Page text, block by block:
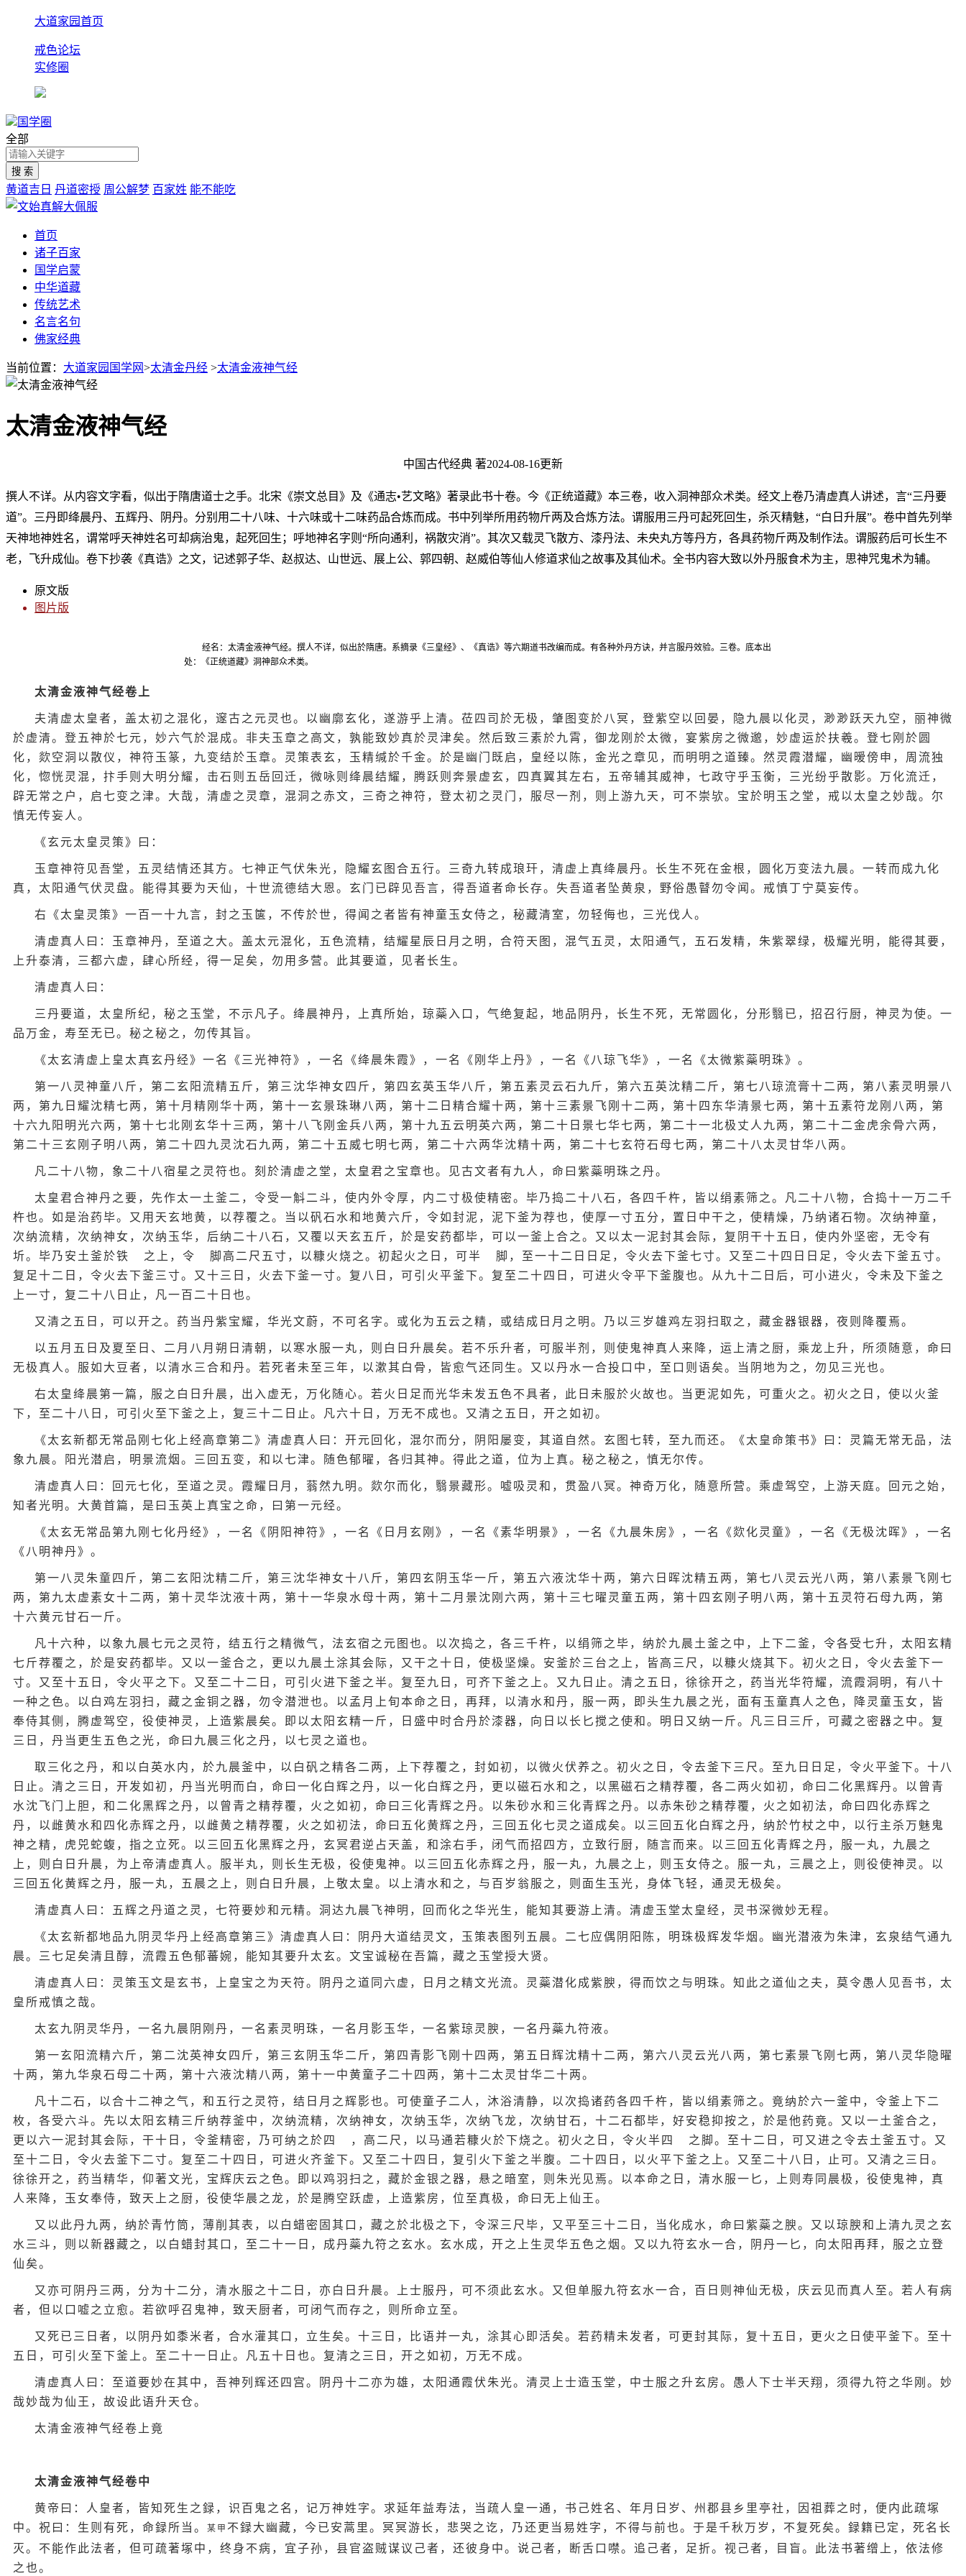
大道家园首页
戒色论坛
实修圈
国学圈
全部
黄道吉日 丹道密授 周公解梦 百家姓 能不能吃
首页
诸子百家
国学启蒙
中华道藏
传统艺术
名言名句
佛家经典
当前位置： 大道家园国学网>太清金丹经 >太清金液神气经
太清金液神气经
中国古代经典 著2024-08-16更新
撰人不详。从内容文字看，似出于隋唐道士之手。北宋《崇文总目》及《通志•艺文略》著录此书十卷。今《正统道藏》本三卷，收入洞神部众术类。经文上卷乃清虚真人讲述，言“三丹要
道”。三丹即绛晨丹、五辉丹、阴丹。分别用二十八味、十六味或十二味药品合炼而成。书中列举所用药物斤两及合炼方法。谓服用三丹可起死回生，杀灭精魅，“白日升展”。卷中首先列举
天神地神姓名，谓常呼天神姓名可却病治鬼，起死回生；呼地神名字则“所向通利，祸散灾消”。其次又载灵飞散方、漆丹法、未央丸方等丹方，各具药物斤两及制作法。谓服药后可长生不
老，飞升成仙。卷下抄袭《真诰》之文，记述郭子华、赵叔达、山世远、展上公、郭四朝、赵威伯等仙人修道求仙之故事及其仙术。全书内容大致以外丹服食术为主，思神咒鬼术为辅。
原文版
图片版
经名：太清金液神气经。撰人不详，似出於隋唐。系摘录《三皇经》、《真诰》等六期道书改编而成。有各种外丹方诀，并言服丹效验。三卷。底本出
处：《正统道藏》洞神部众术类。
太清金液神气经卷上
夫清虚太皇者，盖太初之混化，邃古之元灵也。以幽廓玄化，遂游乎上清。莅四司於无极，肇图变於八冥，登紫空以回晏，隐九晨以化灵，渺渺跃天九空，丽神微
於虚清。登五神於七元，妙六气於混成。非夫玉章之高文，孰能致妙真於灵津矣。然后致三素於九霄，御龙刚於太微，宴紫房之微邈，妙虚运於扶羲。登七刚於圆
化，欻空洞以散仪，神符玉篆，九变结於玉章。灵策表玄，玉精缄於千金。於是幽门既启，皇经以陈，金光之章见，而明明之道臻。然灵霞潜耀，幽暧傍申，周流独
化，惚恍灵混，抃手则大明分耀，击石则五岳回迁，微咏则绛晨结耀，腾跃则奔景虚玄，四真翼其左右，五帝辅其威神，七政守乎玉衡，三光纷乎散影。万化流迁，
辟无常之户，启七变之津。大哉，清虚之灵章，混洞之赤文，三奇之神符，登太初之灵门，服尽一剂，则上游九天，可不崇欤。宝於明玉之堂，戒以太皇之妙哉。尔
慎无传妄人。
《玄元太皇灵策》曰：
玉章神符见吾堂，五灵结情还其方。七神正气伏朱光，隐耀玄图合五行。三奇九转成琅玕，清虚上真绛晨丹。长生不死在金根，圆化万变法九晨。一转而成九化
真，太阳通气伏灵盘。能得其要为天仙，十世流德结大恩。玄门已辟见吾言，得吾道者命长存。失吾道者坠黄泉，野俗愚瞽勿令闻。戒慎丁宁莫妄传。
右《太皇灵策》一百一十九言，封之玉箧，不传於世，得闻之者皆有神童玉女侍之，秘藏清室，勿轻侮也，三光伐人。
清虚真人曰：玉章神丹，至道之大。盖太元混化，五色流精，结耀星辰日月之明，合符天图，混气五灵，太阳通气，五石发精，朱紫翠绿，极耀光明，能得其要，
上升泰清，三都六虚，肆心所经，得一足矣，勿用多营。此其要道，见者长生。
清虚真人曰：
三丹要道，太皇所纪，秘之玉堂，不示凡子。绛晨神丹，上真所始，琼蘂入口，气绝复起，地品阴丹，长生不死，无常圆化，分形翳已，招召行厨，神灵为使。一
品万金，寿至无已。秘之秘之，勿传其旨。
《太玄清虚上皇太真玄丹经》一名《三光神符》，一名《绛晨朱霞》，一名《刚华上丹》，一名《八琼飞华》，一名《太微紫蘂明珠》。
第一八灵神童八斤，第二玄阳流精五斤，第三沈华神女四斤，第四玄英玉华八斤，第五素灵云石九斤，第六五英沈精二斤，第七八琼流膏十二两，第八素灵明景八
两，第九日耀沈精七两，第十月精刚华十两，第十一玄景珠琳八两，第十二日精合耀十两，第十三素景飞刚十二两，第十四东华清景七两，第十五素符龙刚八两，第
十六九阳明光六两，第十七北刚玄华十三两，第十八飞刚金兵八两，第十九五云明英六两，第二十日景七华七两，第二十一北极丈人九两，第二十二金虎余骨六两，
第二十三玄刚子明八两，第二十四九灵沈石九两，第二十五威七明七两，第二十六两华沈精十两，第二十七玄符石母七两，第二十八太灵甘华八两。
凡二十八物，象二十八宿星之灵符也。刻於清虚之堂，太皇君之宝章也。见古文者有九人，命曰紫蘂明珠之丹。
太皇君合神丹之要，先作太一土釜二，令受一斛二斗，使内外令厚，内二寸极使精密。毕乃捣二十八石，各四千杵，皆以绢素筛之。凡二十八物，合捣十一万二千
杵也。如是治药毕。又用天玄地黄，以荐覆之。当以矾石水和地黄六斤，令如封泥，泥下釜为荐也，使厚一寸五分，置日中干之，使精燥，乃纳诸石物。次纳神童，
次纳流精，次纳神女，次纳玉华，后纳二十八石，又覆以天玄五斤，於是安药都毕，可以一釜上合之。又以太一泥封其会际，复阴干十五日，使内外坚密，无令有
圻。毕乃安土釜於铁
之上，令 脚高二尺五寸，以糠火烧之。初起火之日，可半
脚，至一十二日日足，令火去下釜七寸。又至二十四日日足，令火去下釜五寸。
复足十二日，令火去下釜三寸。又十三日，火去下釜一寸。复八日，可引火平釜下。复至二十四日，可进火令平下釜腹也。从九十二日后，可小进火，令未及下釜之
上一寸，复二十八日止，凡一百二十日也。
又清之五日，可以开之。药当丹紫宝耀，华光文蔚，不可名字。或化为五云之精，或结成日月之明。乃以三岁雄鸡左羽扫取之，藏金器银器，夜则降覆焉。
以五月五日及夏至日、二月八月朔日清朝，以寒水服一丸，则白日升晨矣。若不乐升者，可服半剂，则使鬼神真人来降，运上清之厨，乘龙上升，所须随意，命曰
无极真人。服如大豆者，以清水三合和丹。若死者未至三年，以漱其白骨，皆愈气还同生。又以丹水一合投口中，至口则语矣。当阴地为之，勿见三光也。
右太皇绛晨第一篇，服之白日升晨，出入虚无，万化随心。若火日足而光华未发五色不具者，此日未服於火故也。当更泥如先，可重火之。初火之日，使以火釜
下，至二十八日，可引火至下釜之上，复三十二日止。凡六十日，万无不成也。又清之五日，开之如初。
《太玄新都无常品刚七化上经高章第二》清虚真人曰：开元回化，混尔而分，阴阳屡变，其道自然。玄图七转，至九而还。《太皇命策书》曰：灵篇无常无品，法
象九晨。阳光潜启，明景流烟。三回五变，和以七津。随色郁曜，各归其神。得此之道，位为上真。秘之秘之，慎无尔传。
清虚真人曰：回元七化，至道之灵。霞耀日月，蓊然九明。欻尔而化，翳景藏形。嘘吸灵和，贯盈八冥。神奇万化，随意所营。乘虚驾空，上游天庭。回元之始，
知者光明。大黄首篇，是曰玉英上真宝之命，曰第一元经。
《太玄无常品第九刚七化丹经》，一名《阴阳神符》，一名《日月玄刚》，一名《素华明景》，一名《九晨朱房》，一名《欻化灵童》，一名《无极沈晖》，一名
《八明神丹》。
第一八灵朱童四斤，第二玄阳沈精二斤，第三沈华神女十八斤，第四玄阴玉华一斤，第五六液沈华十两，第六日晖沈精五两，第七八灵云光八两，第八素景飞刚七
两，第九太虚素女十二两，第十灵华沈液十两，第十一华泉水母十两，第十二月景沈刚六两，第十三七曜灵童五两，第十四玄刚子明八两，第十五灵符石母九两，第
十六黄元甘石一斤。
凡十六种，以象九晨七元之灵符，结五行之精微气，法玄宿之元图也。以次捣之，各三千杵，以绢筛之毕，纳於九晨土釜之中，上下二釜，令各受七升，太阳玄精
七斤荐覆之，於是安药都毕。又以一釜合之，更以九晨土涂其会际，又干之十日，使极坚燥。安釜於三台之上，皆高三尺，以糠火烧其下。初火之日，令火去釜下一
寸。又至十五日，令火平之下。又至二十二日，可引火进下釜之半。复至九日，可齐下釜之上。又九日止。清之五日，徐徐开之，药当光华符耀，流霞洞明，有八十
一种之色。以白鸡左羽扫，藏之金铜之器，勿令潜泄也。以孟月上旬本命之日，再拜，以清水和丹，服一两，即头生九晨之光，面有玉童真人之色，降灵童玉女，皆
奉侍其侧，腾虚驾空，役使神灵，上造紫晨矣。即以太阳玄精一斤，日盛中时合丹於漆器，向日以长匕搅之使和。明日又纳一斤。凡三日三斤，可藏之密器之中。复
三日，丹当更生五色之光，命曰九晨三化之丹，以七灵之道也。
取三化之丹，和以白英水内，於九晨釜中，以白矾之精各二两，上下荐覆之，封如初，以微火伏养之。初火之日，令去釜下三尺。至九日日足，令火平釜下。十八
日止。清之三日，开发如初，丹当光明而白，命曰一化白辉之丹，以一化白辉之丹，更以磁石水和之，以黑磁石之精荐覆，各二两火如初，命曰二化黑辉丹。以曾青
水沈飞门上胆，和二化黑辉之丹，以曾青之精荐覆，火之如初，命曰三化青辉之丹。以朱砂水和三化青辉之丹。以赤朱砂之精荐覆，火之如初法，命曰四化赤辉之
丹，以雌黄水和四化赤辉之丹，以雌黄之精荐覆，火之如初法，命曰五化黄辉之丹，三回五化七灵之道成矣。以三回五化白辉之丹，纳於竹杖之中，以行主杀万魅鬼
神之精，虎兕蛇蝮，指之立死。以三回五化黑辉之丹，玄冥君逆占天盖，和涂右手，闭气而招四方，立致行厨，随言而来。以三回五化青辉之丹，服一丸，九晨之
上，则白日升晨，为上帝清虚真人。服半丸，则长生无极，役使鬼神。以三回五化赤辉之丹，服一丸，九晨之上，则玉女侍之。服一丸，三晨之上，则役使神灵。以
三回五化黄辉之丹，服一丸，五晨之上，则白日升晨，上敬太皇。以上清水和之，与百岁翁服之，则面生玉光，身体飞轻，通灵无极矣。
清虚真人曰：五辉之丹道之灵，七符要妙和元精。洞达九晨飞神明，回而化之华光生，能知其要游上清。清虚玉堂太皇经，灵书深微妙无程。
《太玄新都地品九阴灵华丹上经高章第三》清虚真人曰：阴丹大道结灵文，玉策表图列五晨。二七应偶阴阳陈，明珠极辉发华烟。幽光潜液为朱津，玄泉结气通九
晨。三七足矣清且醇，流霞五色郁蕃婉，能知其要升太玄。文宝诚秘在吾篇，藏之玉堂授大贤。
清虚真人曰：灵策玉文是玄书，上皇宝之为天符。阴丹之道同六虚，日月之精文光流。灵蘂潜化成紫腴，得而饮之与明珠。知此之道仙之夫，莫令愚人见吾书，太
皇所戒慎之哉。
太玄九阴灵华丹，一名九晨阴刚丹，一名素灵明珠，一名月影玉华，一名紫琼灵腴，一名丹蘂九符液。
第一玄阳流精六斤，第二沈英神女四斤，第三玄阴玉华二斤，第四青影飞刚十四两，第五日辉沈精十二两，第六八灵云光八两，第七素景飞刚七两，第八灵华隐曜
十两，第九华泉石母二十两，第十六液沈精八两，第十一中黄童子二十四两，第十二太灵甘华二十两。
凡十二石，以合十二神之气，和五行之灵符，结日月之辉影也。可使童子二人，沐浴清静，以次捣诸药各四千杵，皆以绢素筛之。竟纳於六一釜中，令釜上下二
枚，各受六斗。先以太阳玄精三斤纳荐釜中，次纳流精，次纳神女，次纳玉华，次纳飞龙，次纳甘石，十二石都毕，好安稳抑按之，於是他药竟。又以一土釜合之，
更以六一泥封其会际，干十日，令釜精密，乃可纳之於四
，高二尺，以马通若糠火於下烧之。初火之日，令火半四
之脚。至十二日，可又进之令去土釜五寸。又
至十二日，令火去釜下二寸。复至二十四日，可进火齐釜下。又至二十四日，复引火下釜之半腹。二十四日，以火平下釜之上。又至二十八日，止可。又清之三日。
徐徐开之，药当精华，仰著文光，宝辉庆云之色。即以鸡羽扫之，藏於金银之器，悬之暗室，则朱光见焉。以本命之日，清水服一匕，上则寿同晨极，役使鬼神，真
人来降，玉女奉侍，致天上之厨，役使华晨之龙，於是腾空跃虚，上造紫房，位至真极，命曰无上仙王。
又以此丹九两，纳於青竹筒，薄削其表，以白蜡密固其口，藏之於北极之下，令深三尺毕，又平至三十二日，当化成水，命曰紫蘂之腴。又以琼腴和上清九灵之玄
水三斗，则以新器藏之，以白蜡封其口，至二十一日，成丹蘂九符之玄水。玄水成，开之上生灵华五色之烟。又以九符玄水一合，阴丹一匕，向太阳再拜，服之立登
仙矣。
又亦可阴丹三两，分为十二分，清水服之十二日，亦白日升晨。上士服丹，可不须此玄水。又但单服九符玄水一合，百日则神仙无极，庆云见而真人至。若人有病
者，但以口嘘之立愈。若欲呼召鬼神，致天厨者，可闭气而存之，则所命立至。
又死已三日者，以阴丹如黍米者，合水灌其口，立生矣。十三日，比语并一丸，涂其心即活矣。若药精未发者，可更封其际，复十五日，更火之日使平釜下。至十
五日，可引火至下釜上。至二十一日止。凡五十日也。复清之三日，开之如初，万无不成。
清虚真人曰：至道要妙在其中，吾神列辉还四宫。阴丹十二亦为雄，太阳通霞伏朱光。清灵上士造玉堂，中士服之升玄房。愚人下士半天翔，须得九符之华刚。妙
哉妙哉为仙王，故设此语升天仓。
太清金液神气经卷上竟
太清金液神气经卷中
黄帝曰：人皇者，皆知死生之録，识百鬼之名，记万神姓字。求延年益寿法，当疏人皇一通，书己姓名、年月日岁、州郡县乡里亭社，因祖葬之时，便内此疏塚
中。祝曰：生则有死，命録所当。
某甲 不録大幽藏，今已安蒿里。冥冥游长，悲哭之讫，乃还更当易姓字，不得与前也。于是千秋万岁，不复死矣。録籍已定，死名长
灭。不能作此法者，但可疏著塚中，终身不病，宜子孙，县官盗贼谋议己者，还彼身中。说己者，断舌口噤。追己者，足折。视己者，目盲。此法书著缯上，依法修
之也。